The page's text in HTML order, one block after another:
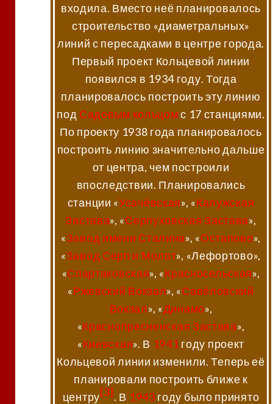
входила. Вместо неё планировалось
строительство «диаметральных»
линий с пересадками в центре города.
Первый проект Кольцевой линии
появился в 1934 году. Тогда
планировалось построить эту линию
под Садовым кольцом с 17 станциями.
По проекту 1938 года планировалось
построить линию значительно дальше
от центра, чем построили
впоследствии. Планировались
станции «Усачёвская», «Калужская
Застава», «Серпуховская Застава»,
«Завод имени Сталина», «Остапово»,
«Завод Серп и Молот», «Лефортово»,
«Спартаковская», «Красносельская»,
«Ржевский Вокзал», «Савёловский
Вокзал», «Динамо»,
«Краснопресненская Застава»,
«Киевская». В 1941 году проект
Кольцевой линии изменили. Теперь её
планировали построить ближе к
центру[3]. В 1943 году было принято